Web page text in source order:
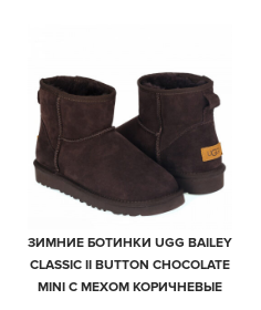
ЗИМНИЕ БОТИНКИ UGG BAILEY
CLASSIC II BUTTON CHOCOLATE
MINI С МЕХОМ КОРИЧНЕВЫЕ